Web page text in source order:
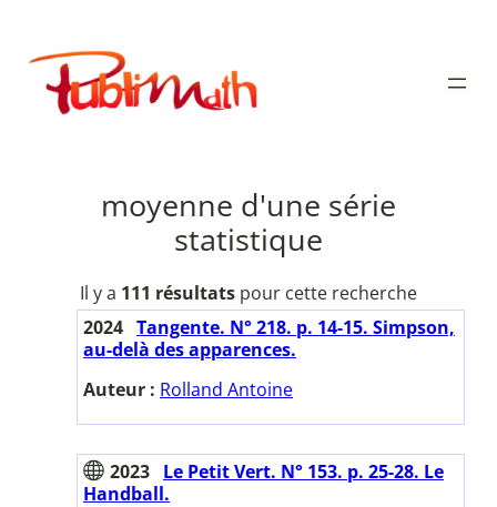
contenu
Publimath
moyenne d'une série
statistique
Il y a 111 résultats pour cette recherche
2024 Tangente. N° 218. p. 14-15. Simpson,
au-delà des apparences.
Auteur : Rolland Antoine
2023 Le Petit Vert. N° 153. p. 25-28. Le
Handball.